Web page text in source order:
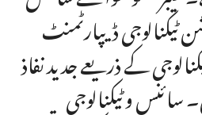
ٹیکنالوجی ڈیپارٹمنٹ
کے ذریعے جدید نفاذ
سائنس و ٹیکنالوجی